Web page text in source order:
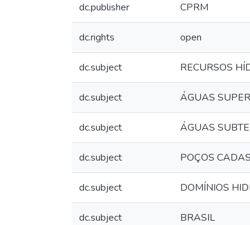
dc.publisher CPRM
dc.rights open
dc.subject RECURSOS
dc.subject ÁGUAS
dc.subject ÁGUAS
dc.subject POÇOS
dc.subject DOMÍNIOS
dc.subject BRASIL